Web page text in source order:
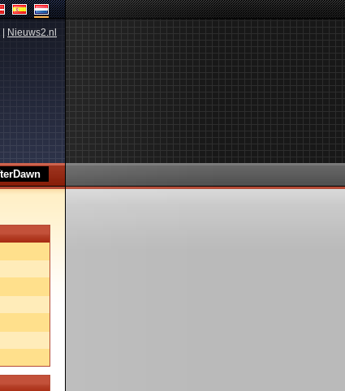
Nieuws2.nl